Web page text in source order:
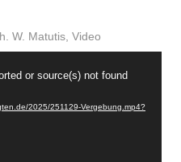
W. Matutis ,Video
or source(s) not found
2025/251129-Vergebung.mp4?